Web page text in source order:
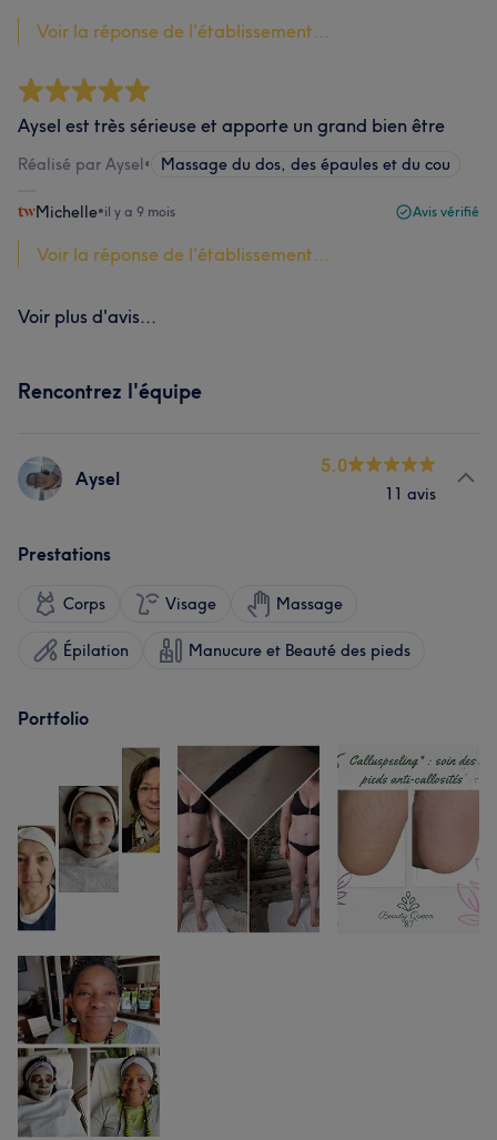
Voir la réponse de l'établissement...
Aysel est très sérieuse et apporte un grand bien être
Réalisé par Aysel• Massage du dos, des épaules et du cou
Michelle•il y a 9 mois Avis vérifié
Voir la réponse de l'établissement...
Voir plus d'avis...
Rencontrez l'équipe
Aysel
5.0
11 avis
Prestations
Corps Visage Massage
Épilation Manucure et Beauté des pieds
Portfolio